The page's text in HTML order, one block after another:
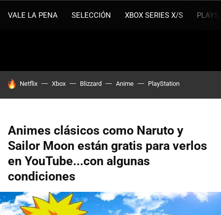
VALE LA PENA SELECCIÓN XBOX SERIES X/S
HOY SE HABLA DE
Netflix Xbox Blizzard Anime PlayStation
Animes clásicos como Naruto y
Sailor Moon están gratis para verlos
en YouTube...con algunas
condiciones